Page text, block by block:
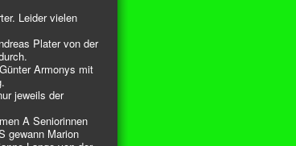
Leider vielen
Plater von der
Armonys mit
jeweils der
A Seniorinnen
gewann Marion